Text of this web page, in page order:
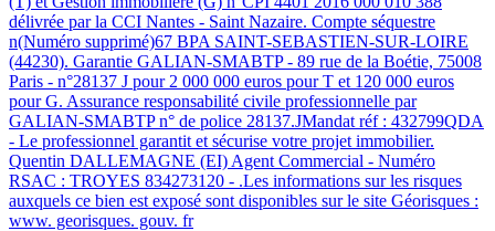
délivrée par la CCI Nantes - Saint Nazaire. Compte séquestre
n(Numéro supprimé)67 BPA SAINT-SEBASTIEN-SUR-LOIRE
(44230). Garantie GALIAN-SMABTP - 89 rue de la Boétie, 75008
Paris - n°28137 J pour 2 000 000 euros pour T et 120 000 euros
pour G. Assurance responsabilité civile professionnelle par
GALIAN-SMABTP n° de police 28137.JMandat réf : 432799QDA
- Le professionnel garantit et sécurise votre projet immobilier.
Quentin DALLEMAGNE (EI) Agent Commercial - Numéro
RSAC : TROYES 834273120 - .Les informations sur les risques
auxquels ce bien est exposé sont disponibles sur le site Géorisques :
www. georisques. gouv. fr